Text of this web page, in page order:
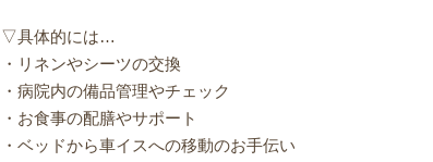
▽具体的には…
・リネンやシーツの交換
・病院内の備品管理やチェック
・お食事の配膳やサポート
・ベッドから車イスへの移動のお手伝い